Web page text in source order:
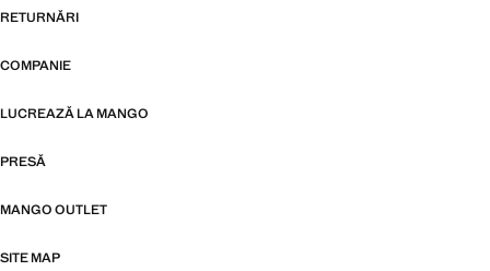
RETURNĂRI
COMPANIE
LUCREAZĂ LA MANGO
PRESĂ
MANGO OUTLET
SITE MAP